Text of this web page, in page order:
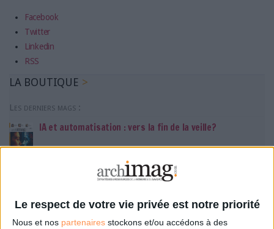
Le respect de votre vie privée est notre priorité
Nous et nos partenaires stockons et/ou accédons à des
Facebook
Twitter
Linkedin
RSS
LA BOUTIQUE
Les derniers mags :
IA et automatisation : vers la fin de la veille?
Bibliothèques : comment survivre face aux pressions?
DSI du secteur public : le pivot de la transformation